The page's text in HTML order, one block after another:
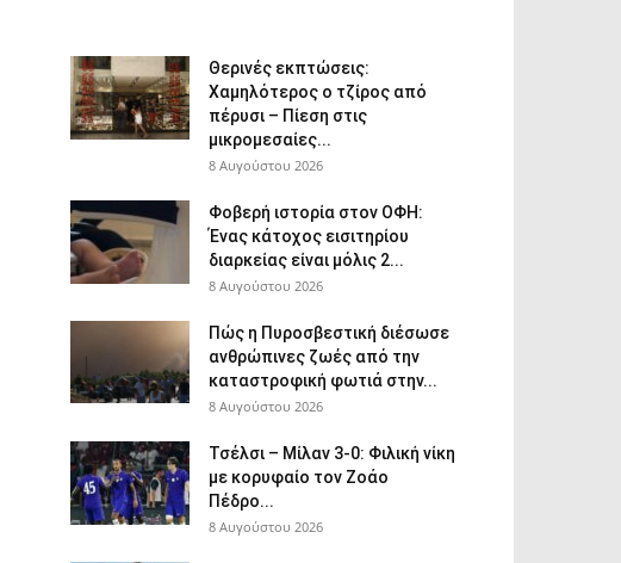
Θερινές εκπτώσεις:
Χαμηλότερος ο τζίρος από
πέρυσι – Πίεση στις
μικρομεσαίες...
8 Αυγούστου 2026
Φοβερή ιστορία στον ΟΦΗ:
Ένας κάτοχος εισιτηρίου
διαρκείας είναι μόλις 2...
8 Αυγούστου 2026
Πώς η Πυροσβεστική διέσωσε
ανθρώπινες ζωές από την
καταστροφική φωτιά στην...
8 Αυγούστου 2026
Τσέλσι – Μίλαν 3-0: Φιλική νίκη
με κορυφαίο τον Ζοάο
Πέδρο...
8 Αυγούστου 2026